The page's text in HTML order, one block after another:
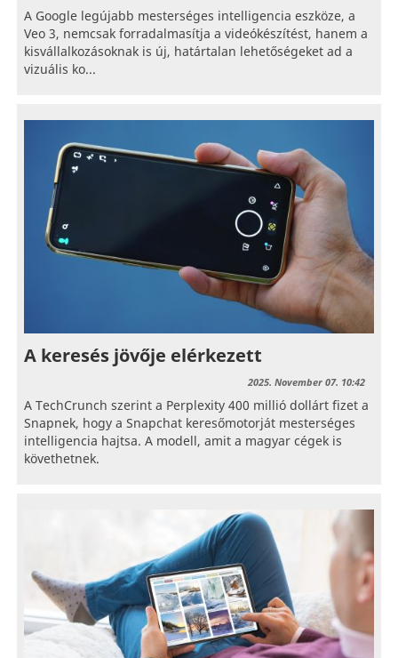
A Google legújabb mesterséges intelligencia eszköze, a
Veo 3, nemcsak forradalmasítja a videókészítést, hanem a
kisvállalkozásoknak is új, határtalan lehetőségeket ad a
vizuális ko...
A keresés jövője elérkezett
2025. November 07. 10:42
A TechCrunch szerint a Perplexity 400 millió dollárt fizet a
Snapnek, hogy a Snapchat keresőmotorját mesterséges
intelligencia hajtsa. A modell, amit a magyar cégek is
követhetnek.